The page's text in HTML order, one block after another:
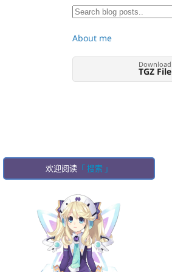
About me
Download
TGZ File
欢迎阅读 「 搜索 」